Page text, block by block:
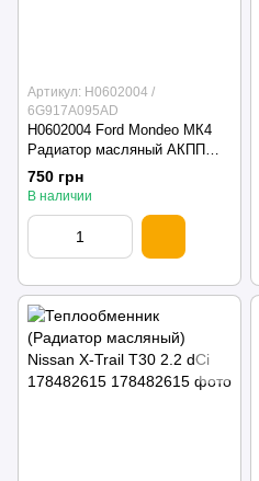
Артикул: H0602004 /
6G917A095AD
H0602004 Ford Mondeo МК4
Радиатор масляный АКПП
теплообменник 6G917A095AD
(090929)
750 грн
В наличии